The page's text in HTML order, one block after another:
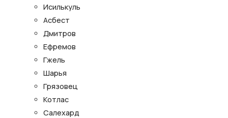
Исилькуль
Асбест
Дмитров
Ефремов
Гжель
Шарья
Грязовец
Котлас
Салехард